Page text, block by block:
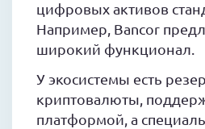
цифровых активов
Например, Bancor
широкий функционал.
У экосистемы есть
криптовалюты,
платформой, а